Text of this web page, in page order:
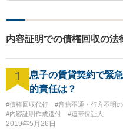
内容証明での債権回収の
1
息子の賃貸契約で緊
的責任は？
#債権回収代行 #音信不通・行方不明
#内容証明作成送付
#連帯保証人
2019年5月26日